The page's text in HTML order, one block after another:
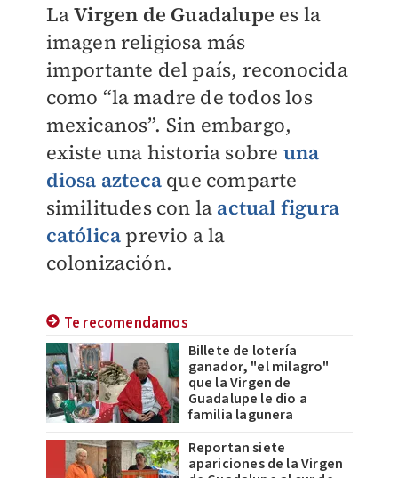
LaVirgen de Guadalupe es la
imagen religiosa más
importante del país, reconocida
como “la madre de todos los
mexicanos”. Sin embargo,
existe una historia sobre una
diosa aztecaque comparte
similitudes con la actual figura
católica previo a la
colonización.
Te recomendamos
Billete de lotería
ganador, "el milagro"
que la Virgen de
Guadalupe le dio a
familia lagunera
Reportan siete
apariciones de la Virgen